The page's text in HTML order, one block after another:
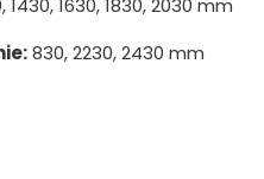
830, 2230, 2430 mm